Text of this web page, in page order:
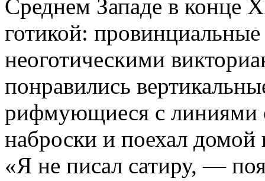
Среднем Западе в конце
готикой:
неоготическими
понравились
рифмующиеся с линиями
наброски и поехал
«Я не писал сатиру, —